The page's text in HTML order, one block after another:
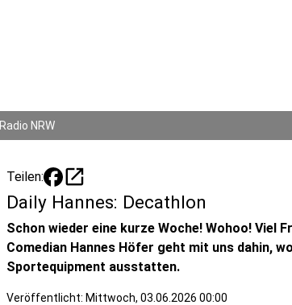
Radio NRW
Teilen: open_in_new
Daily Hannes: Decathlon
Schon wieder eine kurze Woche! Wohoo! Viel
Comedian Hannes Höfer geht mit uns dahin,
Sportequipment ausstatten.
Veröffentlicht: Mittwoch, 03.06.2026 00:00